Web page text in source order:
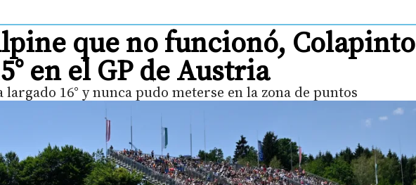
que no funcionó, Colapinto
en el GP de Austria
16° y nunca pudo meterse en la zona de puntos